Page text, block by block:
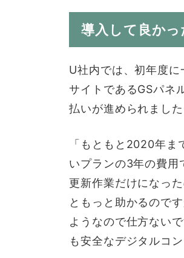
導入して良かっ
U社内では、初年度
サイトであるGSパネ
払いが進められました
「もともと2020年
いプランの3年の費用
更新作業だけになっ
ともっと助かるので
ようなので仕方ない
も安全なデジタルコ